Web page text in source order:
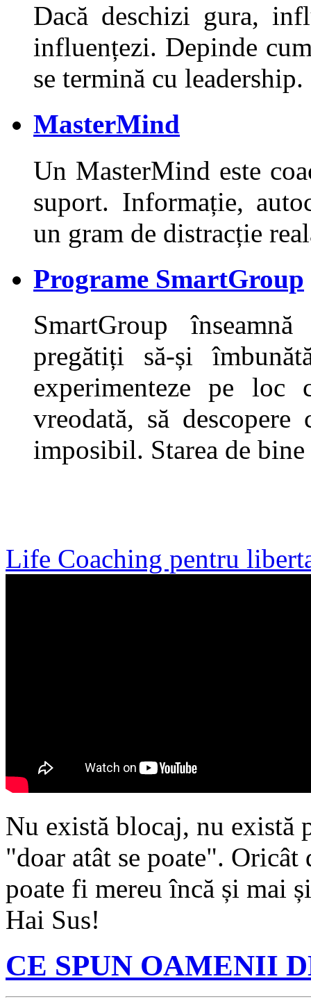
Dacă deschizi gura,
influențezi. Depinde
se termină cu leadership.
MasterMind
Un MasterMind este
suport. Informație,
un gram de distracție
Programe SmartGroup
SmartGroup
pregătiți să-și
experimenteze pe loc
vreodată, să
imposibil. Starea de
Life Coaching pentru
Nu există blocaj, nu există
"doar atât se poate".
poate fi mereu încă și mai
Hai Sus!
CE SPUN OAMENII